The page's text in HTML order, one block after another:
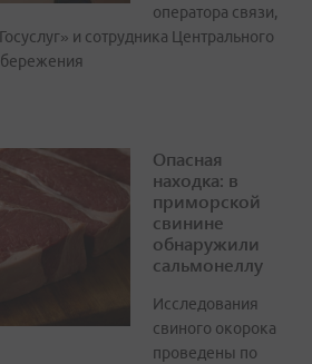
оператора связи,
и сотрудника Центрального
Опасная
находка: в
приморской
свинине
обнаружили
сальмонеллу
Исследования
свиного окорока
проведены по